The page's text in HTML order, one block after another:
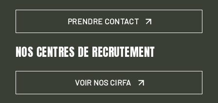
PRENDRE CONTACT
NOS CENTRES DE RECRUTEMENT
VOIR NOS CIRFA